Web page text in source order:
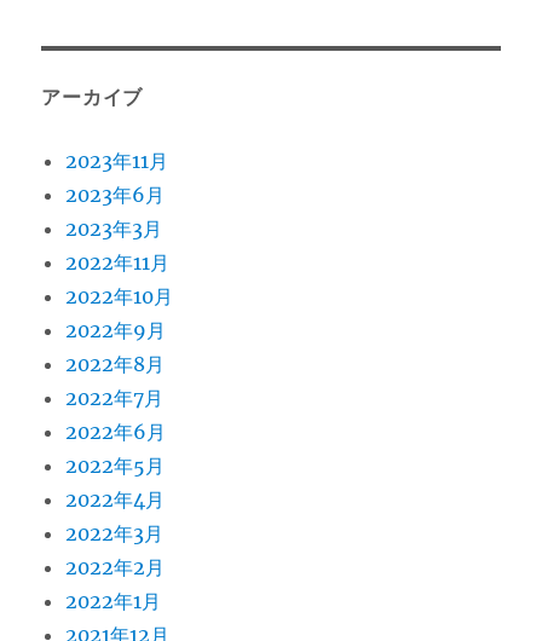
アーカイブ
2023年11月
2023年6月
2023年3月
2022年11月
2022年10月
2022年9月
2022年8月
2022年7月
2022年6月
2022年5月
2022年4月
2022年3月
2022年2月
2022年1月
2021年12月